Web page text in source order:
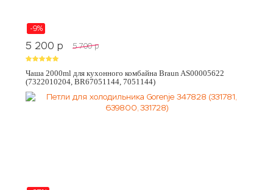
-9%
5 200 p 5 700 p
Чаша 2000ml для кухонного комбайна Braun AS00005622
(7322010204, BR67051144, 7051144)